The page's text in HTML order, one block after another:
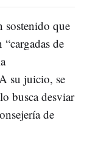
sostenido que
“cargadas de
su juicio, se
busca desviar
de